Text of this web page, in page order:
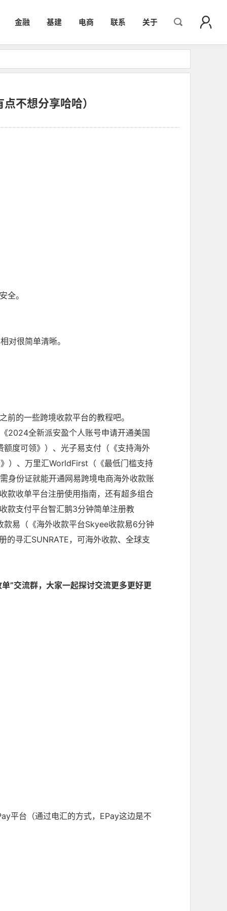
金融 基建 电商 联系 关于
不想分享哈哈）
全。
对很简单清晰。
的一些跨境收款平台的教程吧。
2024全新派安盈个人账号申请开通美国
额度可领》）、光子易支付（《支持海外
》）、万里汇WorldFirst（《最低门槛支持
身份证就能开通网易跨境电商海外收款账
款收单平台注册使用指南，还有超多组合
款支付平台智汇鹅3分钟简单注册教
款易（《海外收款平台Skyee收款易6分钟
的寻汇SUNRATE，可海外收款、全球支
”交流群，大家一起探讨交流更多更好更
平台（通过电汇的方式，EPay这边是不